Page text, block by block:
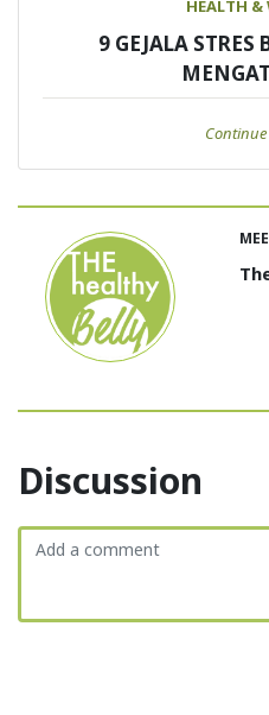
HEALTH &
9 GEJALA STRES
Discussion